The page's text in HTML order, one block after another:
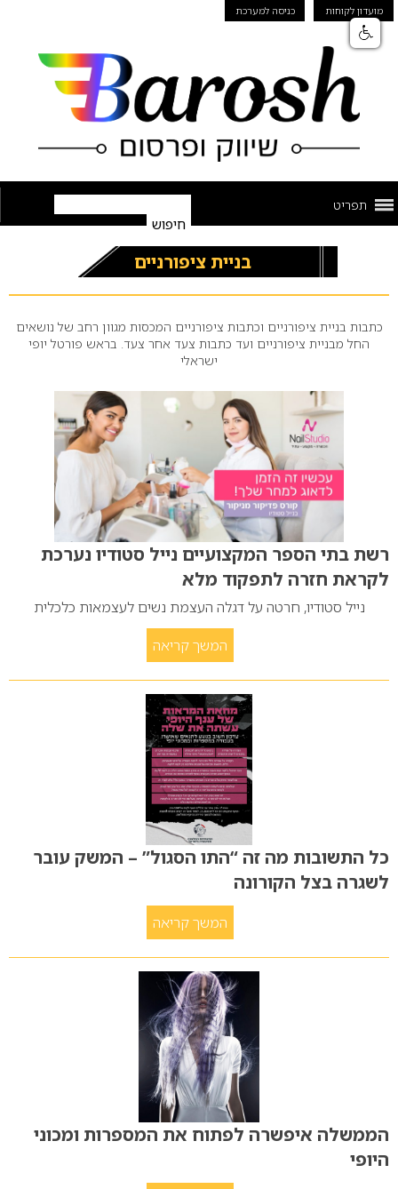
מועדון לקוחות כניסה למערכת
תפריט
בניית ציפורניים
כתבות בניית ציפורניים וכתבות ציפורניים המכסות מגוון רחב של נושאים
החל מבניית ציפורניים ועד כתבות צעד אחר צעד. בראש פורטל יופי
ישראלי
רשת בתי הספר המקצועיים נייל סטודיו נערכת
לקראת חזרה לתפקוד מלא
נייל סטודיו, חרטה על דגלה העצמת נשים לעצמאות כלכלית
המשך קריאה
כל התשובות מה זה “התו הסגול” – המשק עובר
לשגרה בצל הקורונה
המשך קריאה
הממשלה איפשרה לפתוח את המספרות ומכוני
היופי